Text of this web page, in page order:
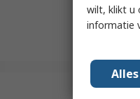
wilt, klikt u
informatie